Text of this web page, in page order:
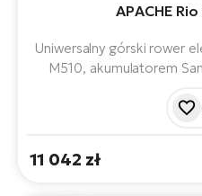
APACHE
Uniwersalny górski rower
M510, akumulatorem
grupą
11 042 zł